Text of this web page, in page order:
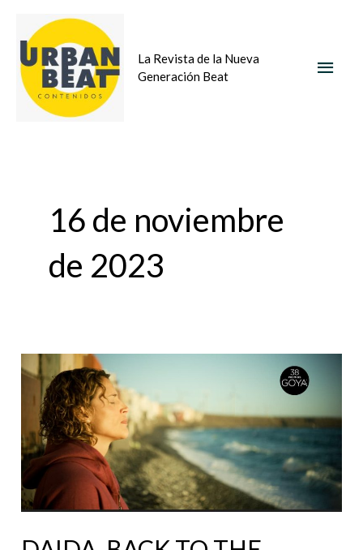
contenido
La Revista de la Nueva
Generación Beat
16 de noviembre
de 2023
DAIDA,
BACK
TO
THE
OCEAN
EN
ABIERTO
DESDE